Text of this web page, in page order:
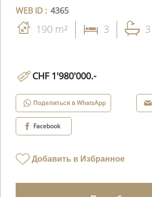
WEB ID : 4365
190 m² 3 3
CHF 1'980'000.-
Поделиться в WhatsApp
Facebook
Добавить в Избранное